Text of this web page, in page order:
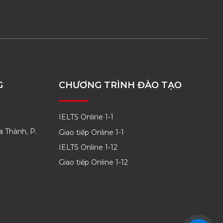
Thành, P.
CHƯƠNG TRÌNH ĐÀO TẠO
IELTS Online 1-1
Giao tiếp Online 1-1
IELTS Online 1-12
Giao tiếp Online 1-12